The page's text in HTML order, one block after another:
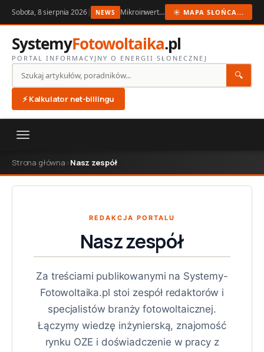
Sobota, 8 sierpnia 2026| NEWS Mikroinwertery PV w 2026: kiedy dopłata ma sens ☀ MAPA SŁOŃCA...
SystemyFotowoltaika.pl
PORTAL INFORMACYJNY O ENERGII SŁONECZNEJ
🔍
⚡ Kalkulator net-billingu
Strona główna ›Nasz zespół
REDAKCJA PORTALU
Nasz zespół
Za treściami publikowanymi na Systemy-
Fotowoltaika.pl stoi zespół redaktorów i
specjalistów branży fotowoltaicznej.
Łączymy wiedzę inżynierską, znajomość
rynku OZE i doświadczenie w pracy z